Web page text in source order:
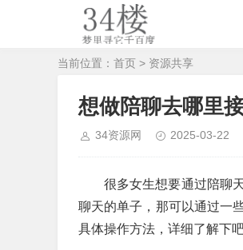
当前位置： 首页 > 资源共享
想做陪聊去哪里
34资源网 2025-03-22
很多女生想要通过陪聊
聊天的单子，那可以通过一
具体操作方法，详细了解下吧